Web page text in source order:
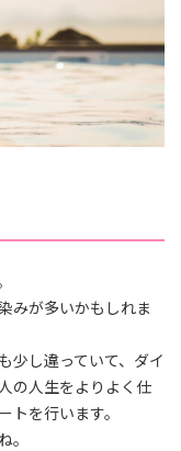
みが多いかもしれま
少し違っていて、ダイ
の人生をよりよく仕
を行います。
。